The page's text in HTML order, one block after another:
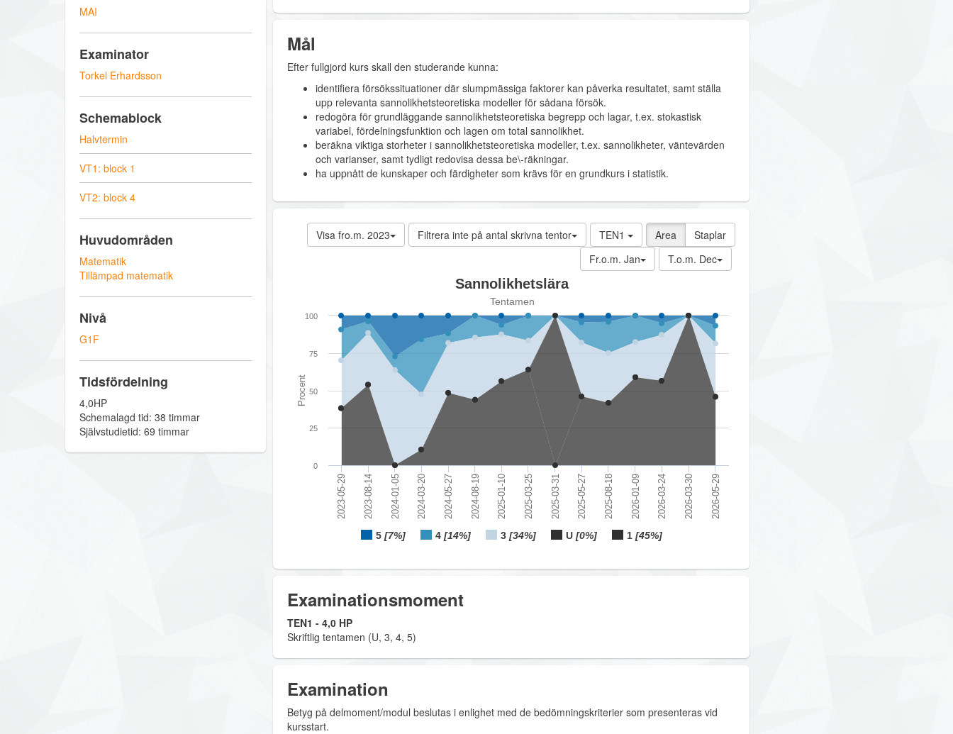
MAI
Examinator
Torkel Erhardsson
Schemablock
Halvtermin
VT1: block 1
VT2: block 4
Huvudområden
Matematik
Tillämpad matematik
Nivå
G1F
Tidsfördelning
4,0HP
Schemalagd tid: 38 timmar
Självstudietid: 69 timmar
Mål
Efter fullgjord kurs skall den studerande kunna:
identifiera försökssituationer där slumpmässiga faktorer kan påverka resultatet, samt ställa
upp relevanta sannolikhetsteoretiska modeller för sådana försök.
redogöra för grundläggande sannolikhetsteoretiska begrepp och lagar, t.ex. stokastisk
variabel, fördelningsfunktion och lagen om total sannolikhet.
beräkna viktiga storheter i sannolikhetsteoretiska modeller, t.ex. sannolikheter, väntevärden
och varianser, samt tydligt redovisa dessa be\-räkningar.
ha uppnått de kunskaper och färdigheter som krävs för en grundkurs i statistik.
Area Staplar
TEN1
Filtrera inte på antal skrivna tentor
Visa fro.m. 2023
T.o.m. Dec
Fr.o.m. Jan
Procent
Sannolikhetslära
Tentamen
5 [7%] 4 [14%] 3 [34%] U [0%] 1 [45%]
2023-05-29 2023-08-14 2024-01-05 2024-03-20 2024-05-27 2024-08-19 2025-01-10 2025-03-25 2025-03-31 2025-05-27 2025-08-18 2026-01-09 2026-03-24 2026-03-30 2026-05-29
0
25
50
75
100
Examinationsmoment
TEN1 - 4,0 HP
Skriftlig tentamen (U, 3, 4, 5)
Examination
Betyg på delmoment/modul beslutas i enlighet med de bedömningskriterier som presenteras vid
kursstart.